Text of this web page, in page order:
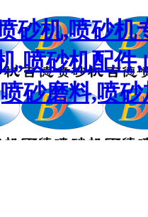
砂机,喷砂
,喷砂机配
砂磨料,喷